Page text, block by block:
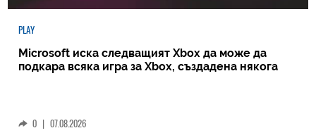
PLAY
Microsoft иска следващият Xbox да може да
подкара всяка игра за Xbox, създадена някога
0 | 07.08.2026